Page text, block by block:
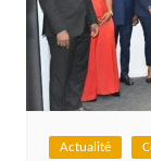
Actualité